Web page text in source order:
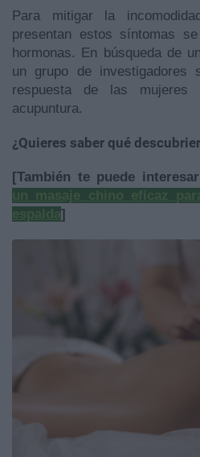
Para mitigar la
presentan estos síntomas
hormonas. En búsqueda de
un grupo de investigadores
respuesta de las mujeres
acupuntura.
¿Quieres saber qué
[También te puede
]